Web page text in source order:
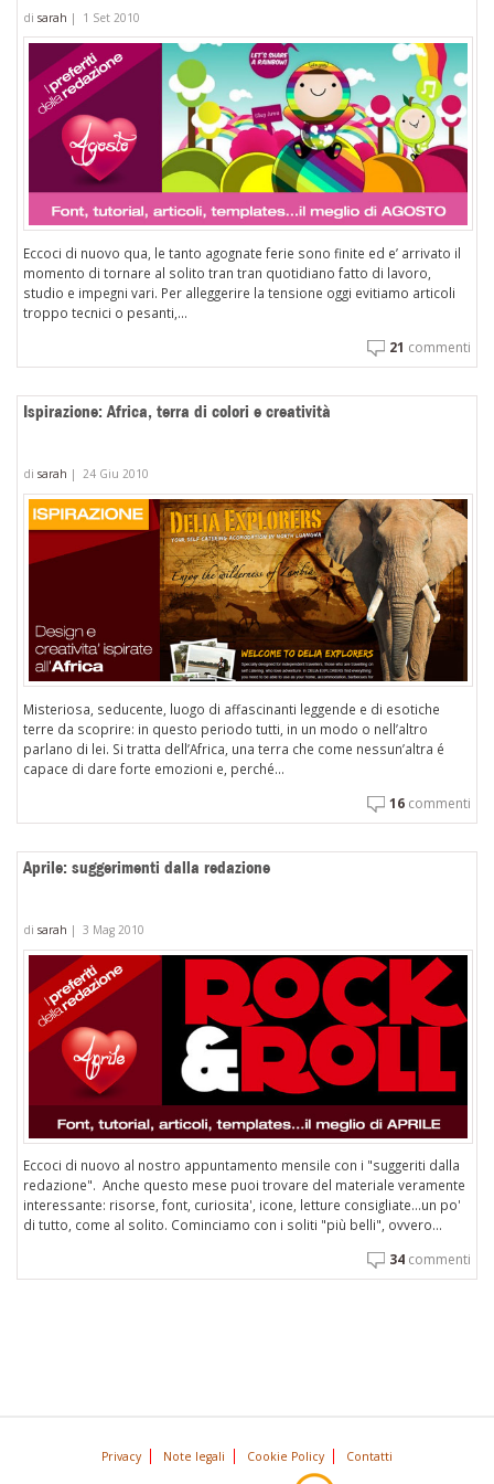
di sarah | 1 Set 2010
Eccoci di nuovo qua, le tanto agognate ferie sono finite ed e’ arrivato il
momento di tornare al solito tran tran quotidiano fatto di lavoro,
studio e impegni vari. Per alleggerire la tensione oggi evitiamo articoli
troppo tecnici o pesanti,...
21 commenti
Ispirazione: Africa, terra di colori e creatività
di sarah | 24 Giu 2010
Misteriosa, seducente, luogo di affascinanti leggende e di esotiche
terre da scoprire: in questo periodo tutti, in un modo o nell’altro
parlano di lei. Si tratta dell’Africa, una terra che come nessun’altra é
capace di dare forte emozioni e, perché...
16 commenti
Aprile: suggerimenti dalla redazione
di sarah | 3 Mag 2010
Eccoci di nuovo al nostro appuntamento mensile con i "suggeriti dalla
redazione". Anche questo mese puoi trovare del materiale veramente
interessante: risorse, font, curiosita', icone, letture consigliate...un po'
di tutto, come al solito. Cominciamo con i soliti "più belli", ovvero...
34 commenti
Privacy Note legali Cookie Policy Contatti